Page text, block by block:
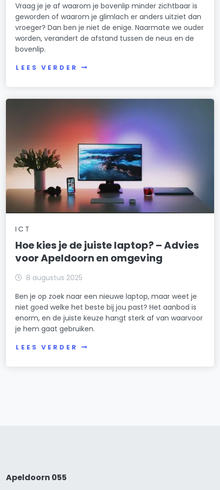
Vraag je je af waarom je bovenlip minder zichtbaar is
geworden of waarom je glimlach er anders uitziet dan
vroeger? Dan ben je niet de enige. Naarmate we ouder
worden, verandert de afstand tussen de neus en de
bovenlip.
LEES VERDER
ICT
Hoe kies je de juiste laptop? – Advies
voor Apeldoorn en omgeving
8 augustus 2025
Ben je op zoek naar een nieuwe laptop, maar weet je
niet goed welke het beste bij jou past? Het aanbod is
enorm, en de juiste keuze hangt sterk af van waarvoor
je hem gaat gebruiken.
LEES VERDER
Apeldoorn 055